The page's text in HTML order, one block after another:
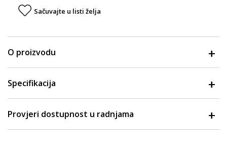
Sačuvajte u listi želja
O proizvodu
Specifikacija
Provjeri dostupnost u radnjama